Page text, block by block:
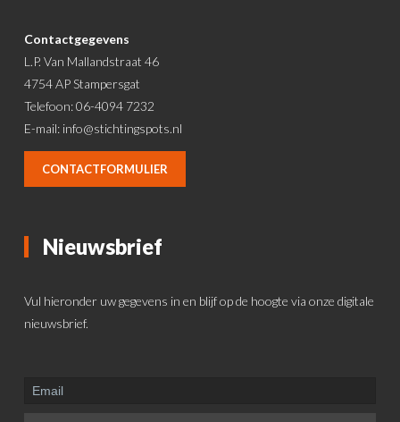
Contactgegevens
L.P. Van Mallandstraat 46
4754 AP Stampersgat
Telefoon: 06-4094 7232
E-mail: info@stichtingspots.nl
CONTACTFORMULIER
Nieuwsbrief
Vul hieronder uw gegevens in en blijf op de hoogte via onze digitale
nieuwsbrief.